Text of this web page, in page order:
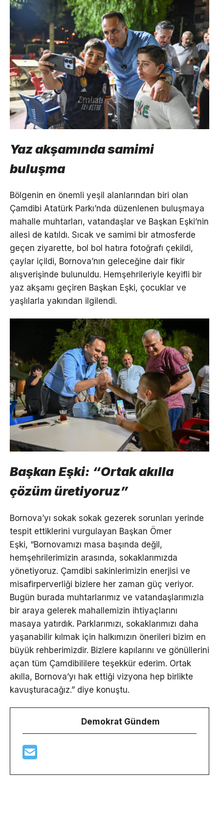
Yaz akşamında samimi
buluşma
Bölgenin en önemli yeşil alanlarından biri olan
Çamdibi Atatürk Parkı’nda düzenlenen buluşmaya
mahalle muhtarları, vatandaşlar ve Başkan Eşki’nin
ailesi de katıldı. Sıcak ve samimi bir atmosferde
geçen ziyarette, bol bol hatıra fotoğrafı çekildi,
çaylar içildi, Bornova’nın geleceğine dair fikir
alışverişinde bulunuldu. Hemşehrileriyle keyifli bir
yaz akşamı geçiren Başkan Eşki, çocuklar ve
yaşlılarla yakından ilgilendi.
Başkan Eşki: “Ortak akılla
çözüm üretiyoruz”
Bornova’yı sokak sokak gezerek sorunları yerinde
tespit ettiklerini vurgulayan Başkan Ömer
Eşki, “Bornovamızı masa başında değil,
hemşehrilerimizin arasında, sokaklarımızda
yönetiyoruz. Çamdibi sakinlerimizin enerjisi ve
misafirperverliği bizlere her zaman güç veriyor.
Bugün burada muhtarlarımız ve vatandaşlarımızla
bir araya gelerek mahallemizin ihtiyaçlarını
masaya yatırdık. Parklarımızı, sokaklarımızı daha
yaşanabilir kılmak için halkımızın önerileri bizim en
büyük rehberimizdir. Bizlere kapılarını ve gönüllerini
açan tüm Çamdibililere teşekkür ederim. Ortak
akılla, Bornova’yı hak ettiği vizyona hep birlikte
kavuşturacağız.” diye konuştu.
Demokrat Gündem